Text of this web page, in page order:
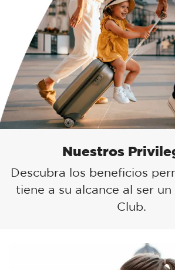
Nuestros
Descubra los beneficios
tiene a su alcance al ser
Club.